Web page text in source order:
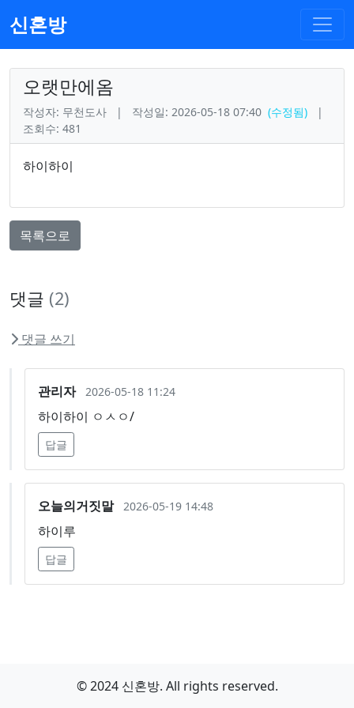
신혼방
오랫만에옴
작성자: 무천도사 | 작성일: 2026-05-18 07:40 (수정됨)
|
조회수: 481
하이하이
목록으로
댓글 (2)
댓글 쓰기
관리자 2026-05-18 11:24
하이하이 ㅇㅅㅇ/
답글
오늘의거짓말 2026-05-19 14:48
하이루
답글
© 2024 신혼방. All rights reserved.